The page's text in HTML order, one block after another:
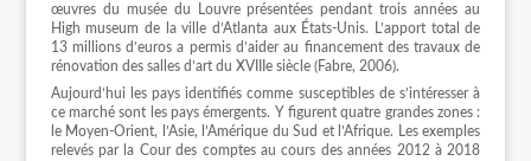
œuvres du musée du Louvre présentées pendant trois années au
High museum de la ville d’Atlanta aux États-Unis. L’apport total de
13 millions d’euros a permis d’aider au financement des travaux de
rénovation des salles d’art du XVIIIe siècle (Fabre, 2006).
Aujourd’hui les pays identifiés comme susceptibles de s’intéresser à
ce marché sont les pays émergents. Y figurent quatre grandes zones :
le Moyen-Orient, l’Asie, l’Amérique du Sud et l’Afrique. Les exemples
relevés par la Cour des comptes au cours des années 2012 à 2018